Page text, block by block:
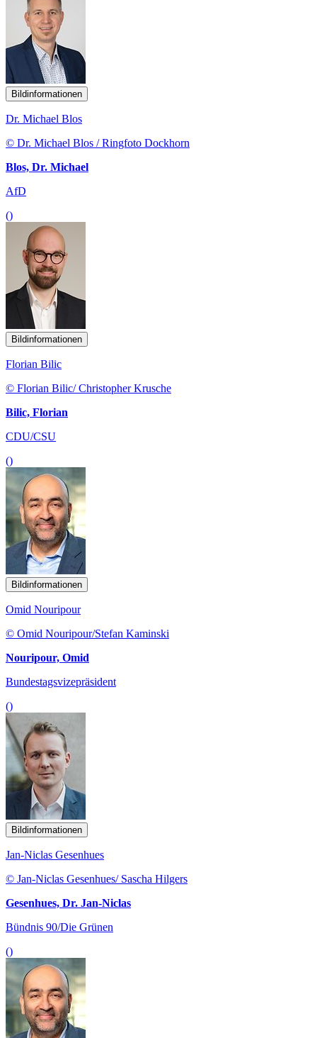
Bildinformationen
Dr. Michael Blos
© Dr. Michael Blos / Ringfoto Dockhorn
Blos, Dr. Michael
AfD
()
Bildinformationen
Florian Bilic
© Florian Bilic/ Christopher Krusche
Bilic, Florian
CDU/CSU
()
Bildinformationen
Omid Nouripour
© Omid Nouripour/Stefan Kaminski
Nouripour, Omid
Bundestagsvizepräsident
()
Bildinformationen
Jan-Niclas Gesenhues
© Jan-Niclas Gesenhues/ Sascha Hilgers
Gesenhues, Dr. Jan-Niclas
Bündnis 90/Die Grünen
()